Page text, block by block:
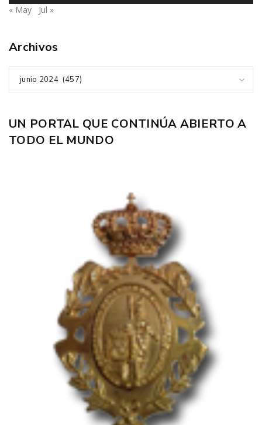
« May Jul »
Archivos
junio 2024 (457)
UN PORTAL QUE CONTINÚA ABIERTO A
TODO EL MUNDO